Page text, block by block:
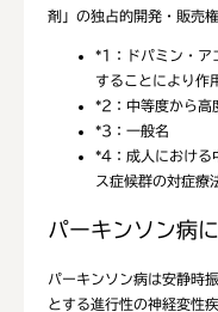
剤」の独占的開発・販売
*1：
ドパミン・
することにより作
*2： 中等度から高
*3： 一般名
*4： 成人における
ス症候群の対症療
パーキンソン病
パーキンソン病は安静時
とする進行性の神経変性